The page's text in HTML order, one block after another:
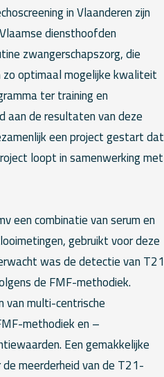
in Vlaanderen zijn
diensthoofden
zwangerschapszorg, die
zo optimaal mogelijke kwaliteit
ter training en
aan de resultaten van deze
een project gestart dat
loopt in samenwerking met
een combinatie van serum en
gebruikt voor deze
was de detectie van T21
de FMF-methodiek.
multi-centrische
methodiek en –
Een gemakkelijke
meerderheid van de T21-